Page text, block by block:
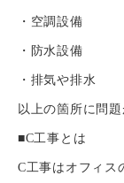
TOP
・空調設備
・防水設備
・排気や排水
以上の箇所に問
■C工事とは
C工事はオフィス